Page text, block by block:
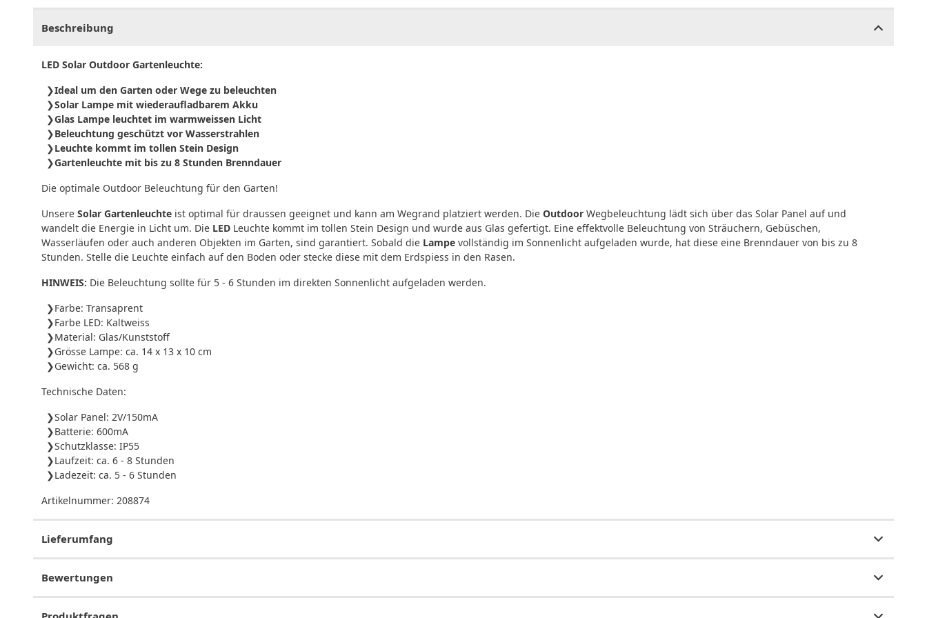
Beschreibung
LED Solar Outdoor Gartenleuchte:
Ideal um den Garten oder Wege zu beleuchten
Solar Lampe mit wiederaufladbarem Akku
Glas Lampe leuchtet im warmweissen Licht
Beleuchtung geschützt vor Wasserstrahlen
Leuchte kommt im tollen Stein Design
Gartenleuchte mit bis zu 8 Stunden Brenndauer
Die optimale Outdoor Beleuchtung für den Garten!
Unsere Solar Gartenleuchte ist optimal für draussen geeignet und kann am Wegrand platziert werden. Die Outdoor Wegbeleuchtung lädt sich über das Solar Panel auf und
wandelt die Energie in Licht um. Die LED Leuchte kommt im tollen Stein Design und wurde aus Glas gefertigt. Eine effektvolle Beleuchtung von Sträuchern, Gebüschen,
Wasserläufen oder auch anderen Objekten im Garten, sind garantiert. Sobald die Lampe vollständig im Sonnenlicht aufgeladen wurde, hat diese eine Brenndauer von bis zu 8
Stunden. Stelle die Leuchte einfach auf den Boden oder stecke diese mit dem Erdspiess in den Rasen.
HINWEIS: Die Beleuchtung sollte für 5 - 6 Stunden im direkten Sonnenlicht aufgeladen werden.
Farbe: Transaprent
Farbe LED: Kaltweiss
Material: Glas/Kunststoff
Grösse Lampe: ca. 14 x 13 x 10 cm
Gewicht: ca. 568 g
Technische Daten:
Solar Panel: 2V/150mA
Batterie: 600mA
Schutzklasse: IP55
Laufzeit: ca. 6 - 8 Stunden
Ladezeit: ca. 5 - 6 Stunden
Artikelnummer: 208874
Lieferumfang
Bewertungen